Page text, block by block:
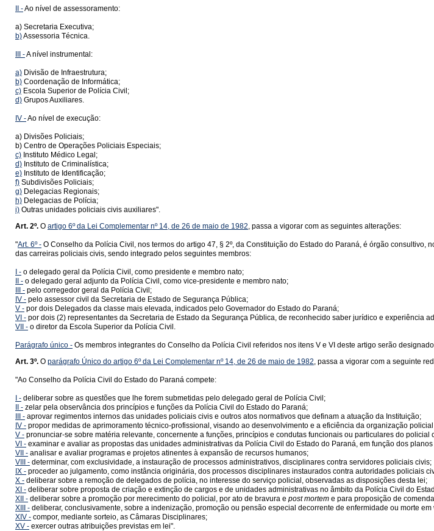
II -Ao nível de assessoramento:
a) Secretaria Executiva;
b)Assessoria Técnica.
III -A nível instrumental:
a) Divisão de Infraestrutura;
b) Coordenação de Informática;
c) Escola Superior de Polícia Civil;
d) Grupos Auxiliares.
IV -Ao nível de execução:
a) Divisões Policiais;
b) Centro de Operações Policiais Especiais;
c) Instituto Médico Legal;
d) Instituto de Criminalística;
e) Instituto de Identificação;
f) Subdivisões Policiais;
g) Delegacias Regionais;
h) Delegacias de Polícia;
i) Outras unidades policiais civis auxiliares".
Art. 2º. O artigo 6º da Lei Complementar nº 14, de 26 de maio de 1982, passa a vigorar com as seguintes alterações:
"Art. 6º - O Conselho da Polícia Civil, nos termos do artigo 47, § 2º, da Constituição do Estado do Paraná, é órgão
das carreiras policiais civis, sendo integrado pelos seguintes membros:
I - o delegado geral da Polícia Civil, como presidente e membro nato;
II - o delegado geral adjunto da Polícia Civil, como vice-presidente e membro nato;
III - pelo corregedor geral da Polícia Civil;
IV - pelo assessor civil da Secretaria de Estado de Segurança Pública;
V - por dois Delegados da classe mais elevada, indicados pelo Governador do Estado do Paraná;
VI - por dois (2) representantes da Secretaria de Estado da Segurança Pública, de reconhecido saber jurídico e experiência
VII - o diretor da Escola Superior da Polícia Civil.
Parágrafo único - Os membros integrantes do Conselho da Polícia Civil referidos nos itens V e VI deste artigo serão
Art. 3º. O parágrafo Único do artigo 6º da Lei Complementar nº 14, de 26 de maio de 1982, passa a vigorar com a seguinte
"Ao Conselho da Polícia Civil do Estado do Paraná compete:
I - deliberar sobre as questões que lhe forem submetidas pelo delegado geral de Polícia Civil;
II - zelar pela observância dos princípios e funções da Polícia Civil do Estado do Paraná;
III - aprovar regimentos internos das unidades policiais civis e outros atos normativos que definam a atuação da Instituição;
IV - propor medidas de aprimoramento técnico-profissional, visando ao desenvolvimento e a eficiência da organização
V - pronunciar-se sobre matéria relevante, concernente a funções, princípios e condutas funcionais ou particulares do policial
VI - examinar e avaliar as propostas das unidades administrativas da Polícia Civil do Estado do Paraná, em função dos
VII - analisar e avaliar programas e projetos atinentes à expansão de recursos humanos;
VIII - determinar, com exclusividade, a instauração de processos administrativos, disciplinares contra servidores policiais civis;
IX - proceder ao julgamento, como instância originária, dos processos disciplinares instaurados contra autoridades policiais
X - deliberar sobre a remoção de delegados de polícia, no interesse do serviço policial, observadas as disposições desta lei;
XI - deliberar sobre proposta de criação e extinção de cargos e de unidades administrativas no âmbito da Polícia Civil do
XII - deliberar sobre a promoção por merecimento do policial, por ato de bravura e post mortem e para proposição de
XIII - deliberar, conclusivamente, sobre a indenização, promoção ou pensão especial decorrente de enfermidade ou morte
XIV - compor, mediante sorteio, as Câmaras Disciplinares;
XV - exercer outras atribuições previstas em lei".